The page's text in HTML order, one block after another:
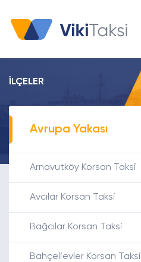
İLÇELER
Avrupa Yakası
Arnavutköy Korsan Taksi
Avcılar Korsan Taksi
Bağcılar Korsan Taksi
Bahçelievler Korsan Taksi